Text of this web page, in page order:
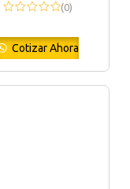
(0)
Cotizar Ahora